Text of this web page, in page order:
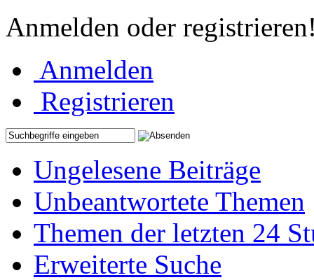
Anmelden oder
Anmelden
Registrieren
Ungelesene Beiträge
Unbeantwortete Themen
Themen der letzten 24
Erweiterte Suche